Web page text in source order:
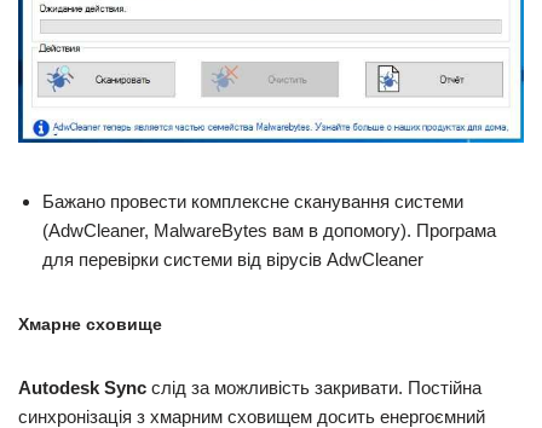
Бажано провести комплексне сканування системи
(AdwCleaner, MalwareBytes вам в допомогу). Програма
для перевірки системи від вірусів AdwCleaner
Хмарне сховище
Autodesk Sync слід за можливість закривати. Постійна
синхронізація з хмарним сховищем досить енергоємний